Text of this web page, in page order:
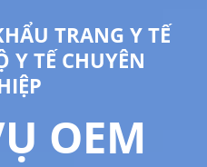
TRANG Y TẾ
Y TẾ CHUYÊN
OEM